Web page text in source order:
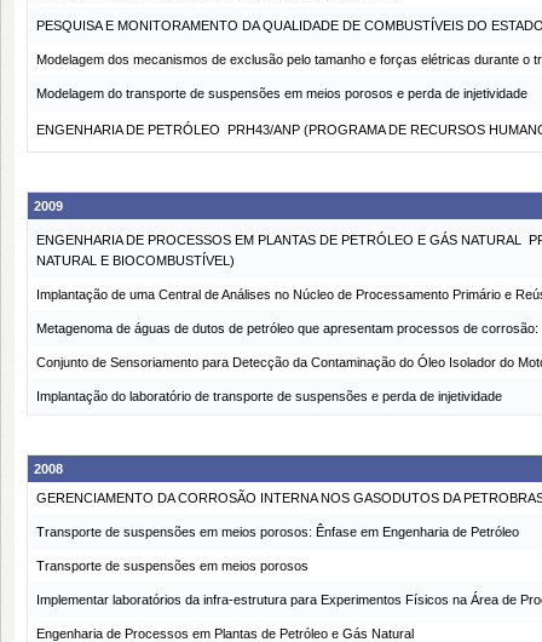
PESQUISA E MONITORAMENTO DA QUALIDADE DE COMBUSTÍVEIS DO
Modelagem dos mecanismos de exclusão pelo tamanho e forças elétricas durante o
Modelagem do transporte de suspensões em meios porosos e perda de injetividade
ENGENHARIA DE PETRÓLEO  PRH43/ANP (PROGRAMA DE RECURSOS
2009
ENGENHARIA DE PROCESSOS EM PLANTAS DE PETRÓLEO E GÁS NATURAL
NATURAL E BIOCOMBUSTÍVEL)
Implantação de uma Central de Análises no Núcleo de Processamento Primário e
Metagenoma de águas de dutos de petróleo que apresentam processos de
Conjunto de Sensoriamento para Detecção da Contaminação do Óleo Isolador do
Implantação do laboratório de transporte de suspensões e perda de injetividade
2008
GERENCIAMENTO DA CORROSÃO INTERNA NOS GASODUTOS DA
Transporte de suspensões em meios porosos: Ênfase em Engenharia de Petróleo
Transporte de suspensões em meios porosos
Implementar laboratórios da infra-estrutura para Experimentos Físicos na Área de
Engenharia de Processos em Plantas de Petróleo e Gás Natural